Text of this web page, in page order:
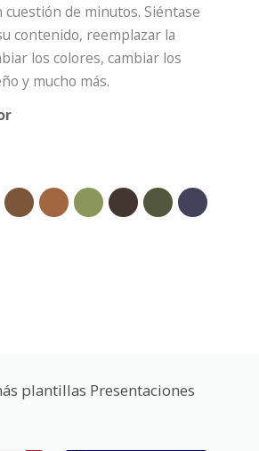
de minutos. Siéntase
contenido, reemplazar la
los colores, cambiar los
y mucho más.
plantillas Presentaciones